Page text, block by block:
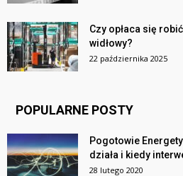
Czy opłaca się
widłowy?
22 października 2025
POPULARNE POSTY
Pogotowie
działa i kiedy
28 lutego 2020